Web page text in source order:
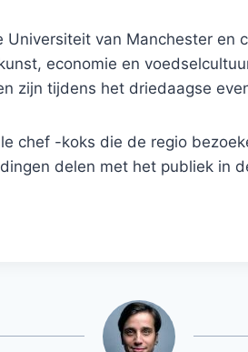
Universiteit van Manchester en
economie en
zijn tijdens het driedaagse
chef -koks die de regio
delen met het publiek in